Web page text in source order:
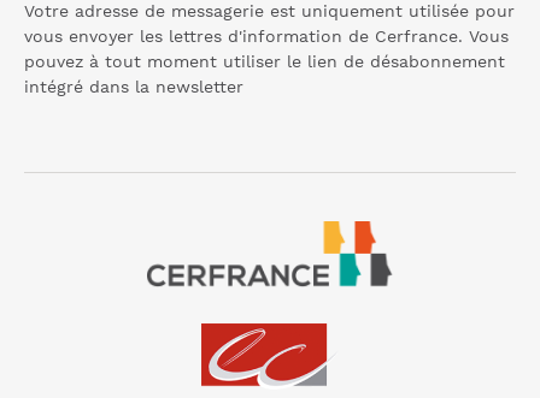
Votre adresse de messagerie est uniquement utilisée pour
vous envoyer les lettres d'information de Cerfrance. Vous
pouvez à tout moment utiliser le lien de désabonnement
intégré dans la newsletter